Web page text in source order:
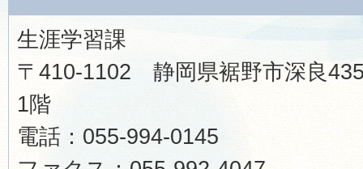
生涯学習課
〒410-1102 静岡県裾野市深良
1階
電話：055-994-0145